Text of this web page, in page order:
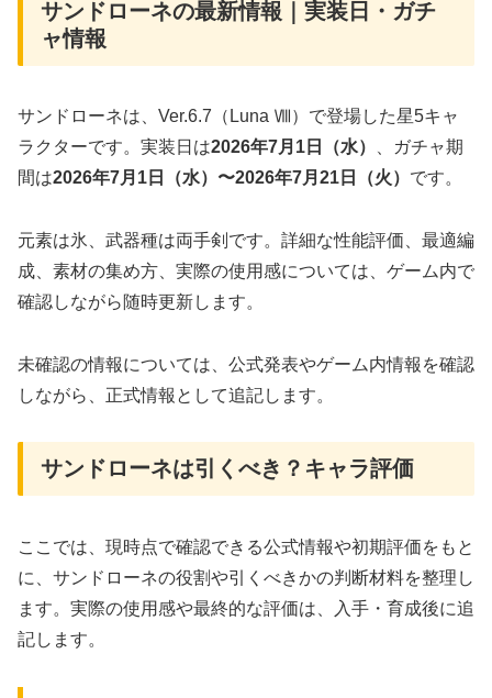
サンドローネの最新情報｜実装日・ガチ
ャ情報
サンドローネは、Ver.6.7（Luna Ⅷ）で登場した星5キャ
ラクターです。実装日は2026年7月1日（水）
、ガチャ期
間は2026年7月1日（水）〜2026年7月21日（火） です。
元素は氷、武器種は両手剣です。詳細な性能評価、最適編
成、素材の集め方、実際の使用感については、ゲーム内で
確認しながら随時更新します。
未確認の情報については、公式発表やゲーム内情報を確認
しながら、正式情報として追記します。
サンドローネは引くべき？キャラ評価
ここでは、現時点で確認できる公式情報や初期評価をもと
に、サンドローネの役割や引くべきかの判断材料を整理し
ます。実際の使用感や最終的な評価は、入手・育成後に追
記します。